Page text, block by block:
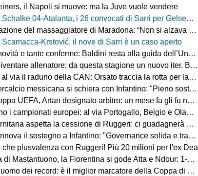
il Napoli si muove: ma la Juve vuole vendere
Schalke 04-Atalanta, i 26 convocati di Sarri per Gelsenkirchen
del massaggiatore di Maradona: “Non si alzava dal letto, ero preoccupato”
Scamacca-Krstović, il nove di Sarri è un caso aperto
e tante conferme: Baldini resta alla guida dell’Under 21
allenatore: da questa stagione un nuovo iter. Beretta: “Un percorso più organico”
via il raduno della CAN: Orsato traccia la rotta per la nuova stagione
messicana si schiera con Infantino: "Pieno sostegno alla sua leadership"
UEFA, Artan designato arbitro: un mese fa gli fu negato l'ingresso negli Stati Uniti
i campionati europei: al via Portogallo, Belgio e Olanda
aspetta la cessione di Ruggeri: ci guadagnerà qualcosa
il sostegno a Infantino: "Governance solida e trasparente"
che plusvalenza con Ruggeri! Più 20 milioni per l'ex Dea
Mastantuono, la Fiorentina si gode Atta e Ndour: 1-1 col Deportivo
dei record: è il miglior marcatore della Coppa di Lega